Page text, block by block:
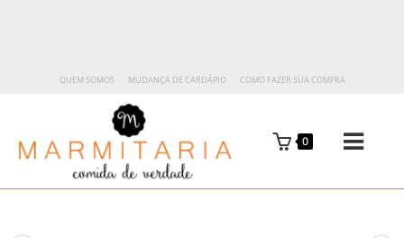
QUEM SOMOS MUDANÇA DE CARDÁPIO COMO FAZER SUA COMPRA
0